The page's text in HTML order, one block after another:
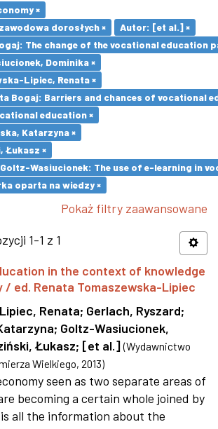
×
dorosłych ×
Autor: [et al.] ×
The change of the vocational education
Dominika ×
Lipiec, Renata ×
Bogaj: Barriers and chances of vocational
education ×
Katarzyna ×
Łukasz ×
Wasiucionek: The use of e-learning in
oparta na wiedzy ×
Pokaż filtry zaawansowane
1-1 z 1
in the context of knowledge
/ ed. Renata Tomaszewska-Lipiec
Renata; Gerlach, Ryszard;
; Goltz-Wasiucionek,
Łukasz; [et al.] (Wydawnictwo
Wielkiego, 2013)
seen as two separate areas of
becoming a certain whole joined by
all the information about the